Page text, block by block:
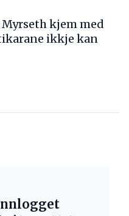
kjem med
ikkje kan